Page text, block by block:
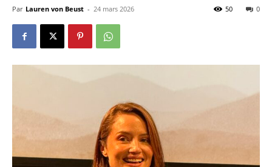
Par Lauren von Beust - 24 mars 2026 0
50